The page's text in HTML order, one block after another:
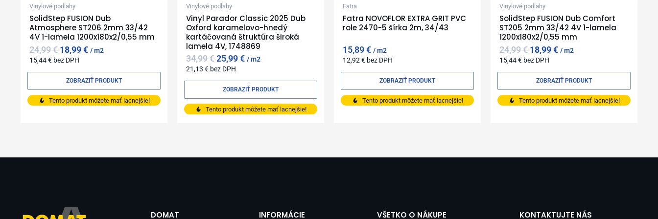
Vinylové podlahy
SolidStep FUSION Dub
Atmosphere ST206 2mm 33/42
4V 1-lamela 1200x180x2/0,55 mm
24,99€ 18,99€ m2
15,44€ bez DPH
Tento produkt môžete mať lacnejšie!
ZOBRAZIŤ PRODUKT
Vinylové podlahy
Vinyl Parador Classic 2025 Dub
Oxford karamelovo-hnedý
kartáčovaná štruktúra široká
lamela 4V, 1748869
34,99€25,99€ m2
21,13 € bez DPH
Tento produkt môžete mať lacnejšie!
ZOBRAZIŤ PRODUKT
Fatra
Fatra NOVOFLOR EXTRA GRIT PVC
role 2470-5 šírka 2m, 34/43
15,89€ m2
12,92 € bez DPH
Tento produkt môžete mať lacnejšie!
ZOBRAZIŤ PRODUKT
Vinylové podlahy
SolidStep FUSION Dub Comfort
ST205 2mm 33/42 4V 1-lamela
1200x180x2/0,55 mm
24,99€ 18,99€ m2
15,44€ bez DPH
Tento produkt môžete mať lacnejšie!
ZOBRAZIŤ PRODUKT
DOMAT INFORMÁCIE VŠETKO O NÁKUPE KONTAKTUJTE NÁS